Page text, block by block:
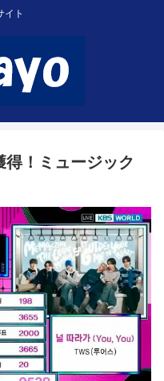
イト
！ミュージック